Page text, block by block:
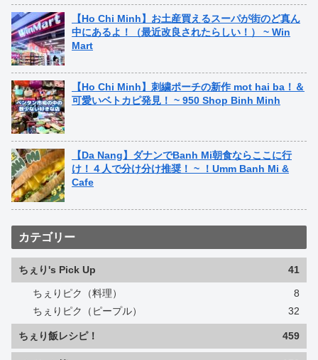
【Ho Chi Minh】お土産買えるスーパが街のど真ん
中にあるよ！（最近改良されたらしい！） ~ Win
Mart
【Ho Chi Minh】刺繍ポーチの新作 mot hai ba！＆
可愛いベトカピ発見！ ~ 950 Shop Binh Minh
【Da Nang】ダナンでBanh Mi朝食ならここに行
け！４人で分け分け推奨！ ~ ！Umm Banh Mi &
Cafe
カテゴリー
ちぇり's Pick Up 41
ちぇりピク（料理）
8
ちぇりピク（ピープル）
32
ちぇり飯レシピ！ 459